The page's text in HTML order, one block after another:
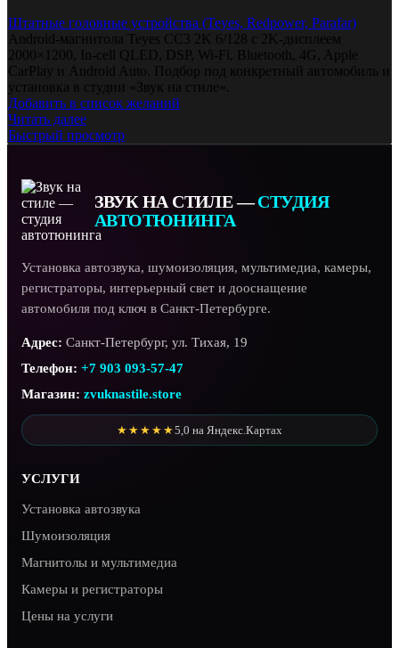
Штатные головные устройства (Teyes, Redpower, Parafar)
Android-магнитола Teyes CC3 2K 6/128 с 2K-дисплеем
2000×1200, In-cell QLED, DSP, Wi‑Fi, Bluetooth, 4G, Apple
CarPlay и Android Auto. Подбор под конкретный автомобиль и
установка в студии «Звук на стиле».
Добавить в список желаний
Читать далее
Быстрый просмотр
ЗВУК НА СТИЛЕ —СТУДИЯ
АВТОТЮНИНГА
Установка автозвука, шумоизоляция, мультимедиа, камеры,
регистраторы, интерьерный свет и дооснащение
автомобиля под ключ в Санкт-Петербурге.
Адрес: Санкт-Петербург, ул. Тихая, 19
Телефон: +7 903 093-57-47
Магазин: zvuknastile.store
★★★★★5,0 на Яндекс.Картах
УСЛУГИ
Установка автозвука
Шумоизоляция
Магнитолы и мультимедиа
Камеры и регистраторы
Цены на услуги